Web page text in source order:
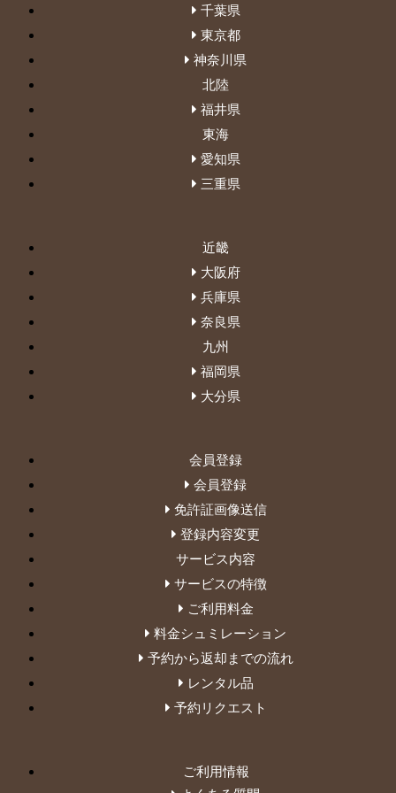
千葉県
東京都
神奈川県
北陸
福井県
東海
愛知県
三重県
近畿
大阪府
兵庫県
奈良県
九州
福岡県
大分県
会員登録
会員登録
免許証画像送信
登録内容変更
サービス内容
サービスの特徴
ご利用料金
料金シュミレーション
予約から返却までの流れ
レンタル品
予約リクエスト
ご利用情報